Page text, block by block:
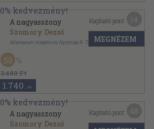
A nagyasszony
Szomory Dezső
Athenaeum Irodalmi és Nyomdai R.-Társulat
Vászon
Korunk mesterei sorozat
3.480 Ft
50
1.740 ,-Ft
Kapható pont:
MEGNÉZEM
A nagyasszony
Szomory Dezső
Kapható pont: